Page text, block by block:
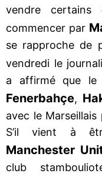
vendre certains
commencer par
se rapproche de
vendredi le
a affirmé que le
Fenerbahçe,
avec le
S’il vient à
Manchester
club